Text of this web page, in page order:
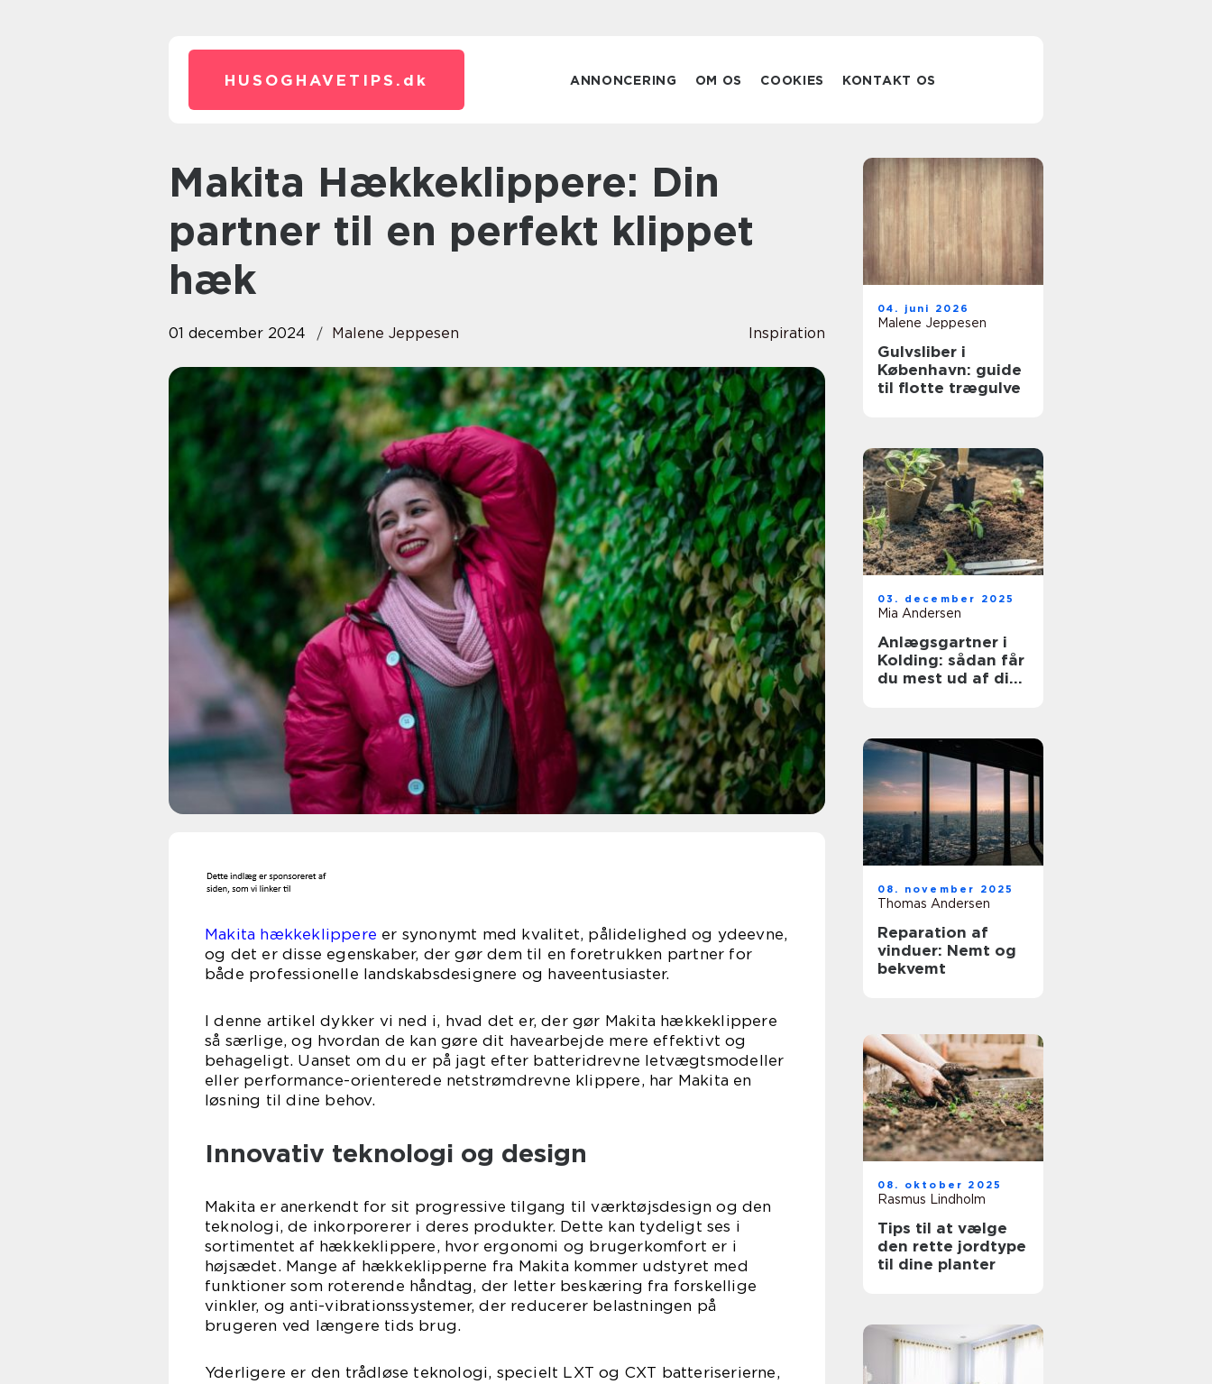
HUSOGHAVETIPS. dk ANNONCERING OM OS COOKIES KONTAKT OS
Makita Hækkeklippere: Din
partner til en perfekt klippet
hæk
01 december 2024 Malene Jeppesen Inspiration
Makita hækkeklippere er synonymt med kvalitet, pålidelighed og ydeevne,
og det er disse egenskaber, der gør dem til en foretrukken partner for
både professionelle landskabsdesignere og haveentusiaster.
I denne artikel dykker vi ned i, hvad det er, der gør Makita hækkeklippere
så særlige, og hvordan de kan gøre dit havearbejde mere effektivt og
behageligt. Uanset om du er på jagt efter batteridrevne letvægtsmodeller
eller performance-orienterede netstrømdrevne klippere, har Makita en
løsning til dine behov.
Innovativ teknologi og design
Makita er anerkendt for sit progressive tilgang til værktøjsdesign og den
teknologi, de inkorporerer i deres produkter. Dette kan tydeligt ses i
sortimentet af hækkeklippere, hvor ergonomi og brugerkomfort er i
højsædet. Mange af hækkeklipperne fra Makita kommer udstyret med
funktioner som roterende håndtag, der letter beskæring fra forskellige
vinkler, og anti-vibrationssystemer, der reducerer belastningen på
brugeren ved længere tids brug.
Yderligere er den trådløse teknologi, specielt LXT og CXT batteriserierne,
04. juni 2026
Malene Jeppesen
Gulvsliber i
København: guide
til flotte trægulve
03. december 2025
Mia Andersen
Anlægsgartner i
Kolding: sådan får
du mest ud af dit
08. november 2025
Thomas Andersen
Reparation af
vinduer: Nemt og
bekvemt
08. oktober 2025
Rasmus Lindholm
Tips til at vælge
den rette jordtype
til dine planter